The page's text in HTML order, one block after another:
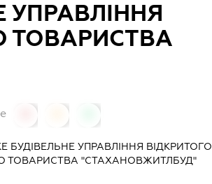
УПРАВЛІННЯ
ТОВАРИСТВА
БУДІВЕЛЬНЕ УПРАВЛІННЯ ВІДКРИТОГО
ТОВАРИСТВА "СТАХАНОВЖИТЛБУД"